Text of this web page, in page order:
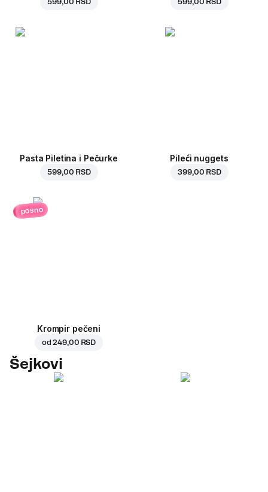
Pasta Piletina i Pečurke
599,00 RSD
Pileći nuggets
399,00 RSD
posno
Krompir pečeni
od249,00 RSD
Šejkovi